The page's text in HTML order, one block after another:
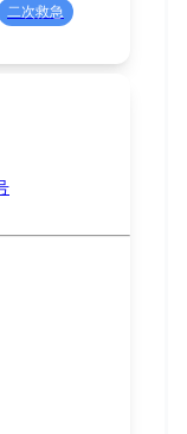
二次救急